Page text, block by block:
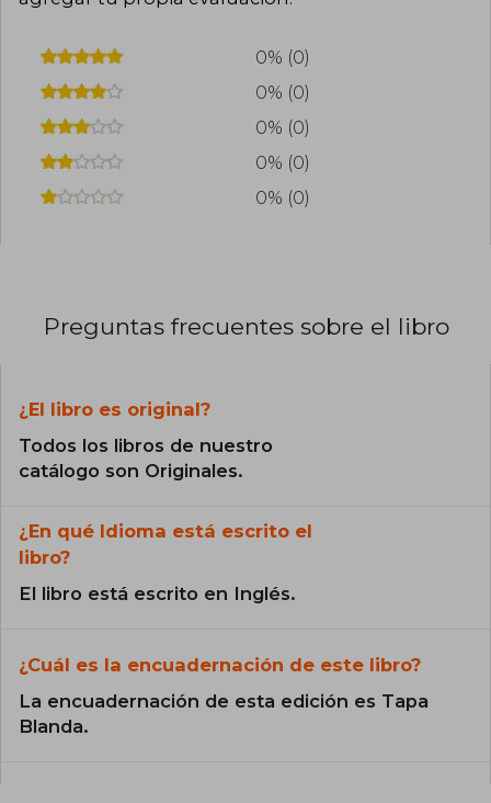
0% (0)
0% (0)
0% (0)
0% (0)
0% (0)
Preguntas frecuentes sobre el libro
¿El libro es original?
Todos los libros de nuestro
catálogo son Originales.
¿En qué Idioma está escrito el
libro?
El libro está escrito en Inglés.
¿Cuál es la encuadernación de este libro?
La encuadernación de esta edición es Tapa
Blanda.